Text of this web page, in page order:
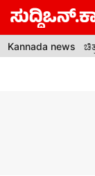
Skip
content
Kannada news